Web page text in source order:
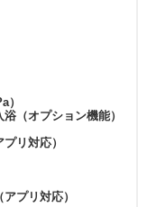
）
（オプション機能）
リ対応）
プリ対応）